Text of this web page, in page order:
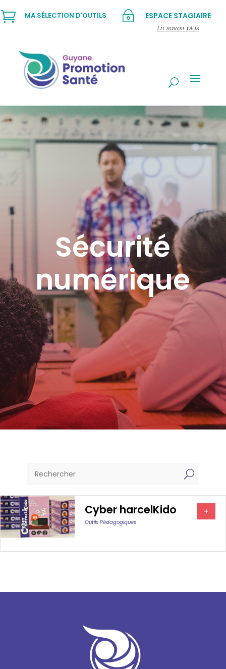
~ ESPACE STAGIAIRE
En savoir plus
 MA SÉLECTION D'OUTILS
Sécurité
numérique
U
Cyber harcelKido
Outils Pédagogiques
+